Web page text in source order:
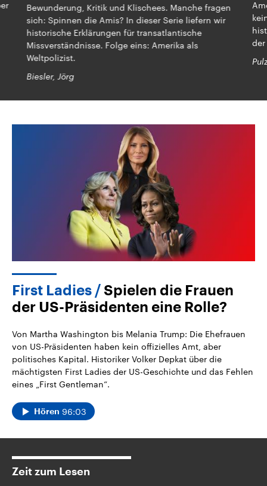
Bewunderung, Kritik und Klischees. Manche fragen
sich: Spinnen die Amis? In dieser Serie liefern wir
historische Erklärungen für transatlantische
Missverständnisse. Folge eins: Amerika als
Weltpolizist.
Biesler, Jörg
der
First Ladies
Spielen die Frauen
der US-Präsidenten eine Rolle?
Von Martha Washington bis Melania Trump: Die Ehefrauen
von US-Präsidenten haben kein offizielles Amt, aber
politisches Kapital. Historiker Volker Depkat über die
mächtigsten First Ladies der US-Geschichte und das Fehlen
eines „First Gentleman“.
Hören 96:03
Zeit zum Lesen